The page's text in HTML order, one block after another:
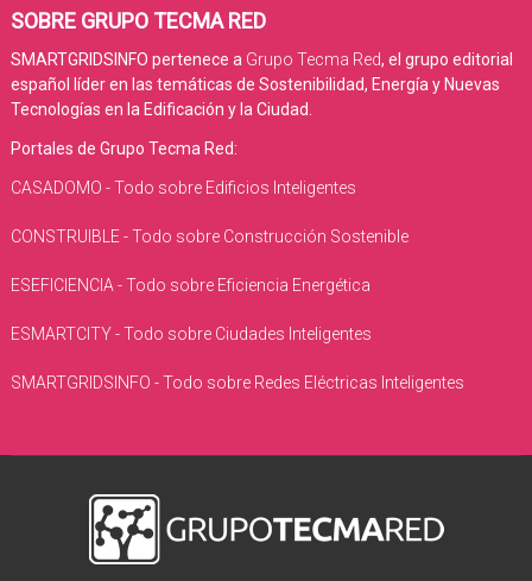
SOBRE GRUPO TECMA RED
SMARTGRIDSINFO pertenece a Grupo Tecma Red, el grupo editorial
español líder en las temáticas de Sostenibilidad, Energía y Nuevas
Tecnologías en la Edificación y la Ciudad.
Portales de Grupo Tecma Red:
CASADOMO - Todo sobre Edificios Inteligentes
CONSTRUIBLE - Todo sobre Construcción Sostenible
ESEFICIENCIA - Todo sobre Eficiencia Energética
ESMARTCITY - Todo sobre Ciudades Inteligentes
SMARTGRIDSINFO - Todo sobre Redes Eléctricas Inteligentes